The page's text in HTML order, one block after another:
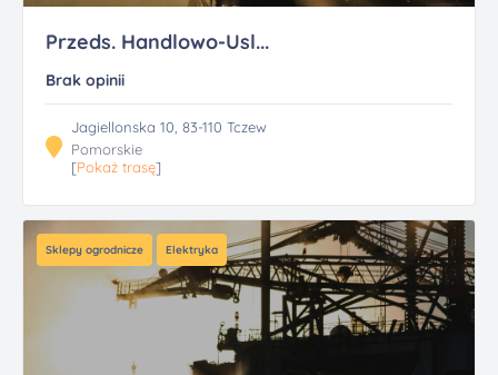
Przeds. Handlowo-Usl...
Brak opinii
Jagiellonska 10, 83-110 Tczew
Pomorskie
[Pokaż trasę]
Sklepy ogrodnicze Elektryka